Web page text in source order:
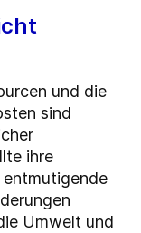
und die
sind
ihre
entmutigende
Umwelt und